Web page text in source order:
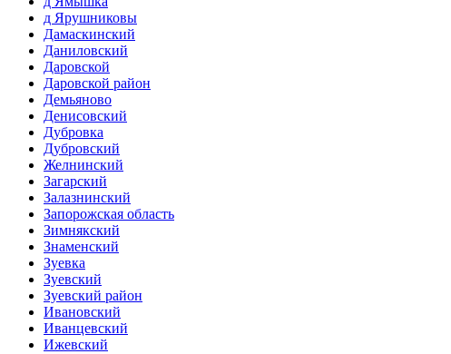
д Ярушниковы
Дамаскинский
Даниловский
Даровской
Даровской район
Демьяново
Денисовский
Дубровка
Дубровский
Желнинский
Загарский
Залазнинский
Запорожская область
Зимнякский
Знаменский
Зуевка
Зуевский
Зуевский район
Ивановский
Иванцевский
Ижевский